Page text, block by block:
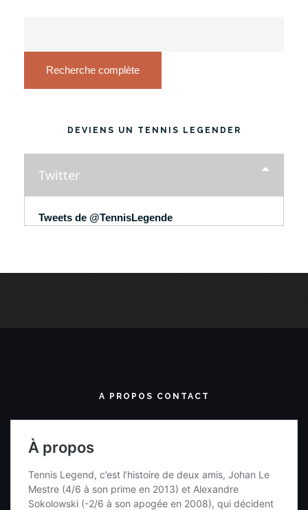
Recherche complète
DEVIENS UN TENNIS LEGENDER
Twitter
Tweets de @TennisLegende
A PROPOS CONTACT